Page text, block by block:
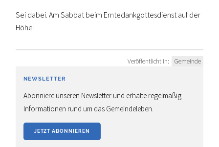
Sei dabei. Am Sabbat beim Erntedankgottesdienst auf der
Höhe!
Veröffentlicht in: Gemeinde
NEWSLETTER
Abonniere unseren Newsletter und erhalte regelmäßig
Informationen rund um das Gemeindeleben.
JETZT ABONNIEREN